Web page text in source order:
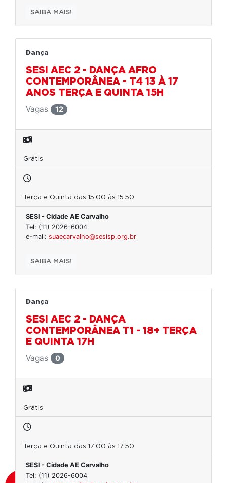
SAIBA MAIS!
Dança
SESI AEC 2 - DANÇA AFRO
CONTEMPORÂNEA - T4 13 À 17
ANOS TERÇA E QUINTA 15H
Vagas
12
Grátis
Terça e Quinta das 15:00 às 15:50
SESI - Cidade AE Carvalho
Tel: (11) 2026-6004
e-mail: suaecarvalho@sesisp.org.br
SAIBA MAIS!
Dança
SESI AEC 2 - DANÇA
CONTEMPORÂNEA T1 - 18+ TERÇA
E QUINTA 17H
Vagas
0
Grátis
Terça e Quinta das 17:00 às 17:50
SESI - Cidade AE Carvalho
Tel: (11) 2026-6004